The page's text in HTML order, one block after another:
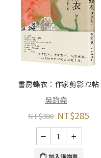
書房蝶衣：作家剪影72帖
吳鈞堯
NT$380 NT$285